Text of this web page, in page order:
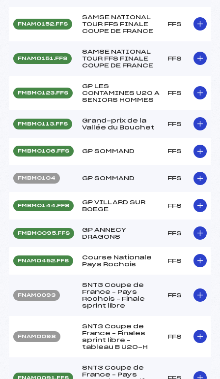
FNAM0152.FFS
SAMSE NATIONAL
TOUR FFS FINALE
COUPE DE FRANCE
FFS
FNAM0151.FFS
SAMSE NATIONAL
TOUR FFS FINALE
COUPE DE FRANCE
FFS
FMBM0123.FFS
GP LES
CONTAMINES U20 A
SENIORS HOMMES
FFS
FMBM0113.FFS
Grand-prix de la
Vallée du Bouchet
FFS
FMBM0106.FFS GP SOMMAND FFS
FMBM0104 GP SOMMAND FFS
FMBM0144.FFS
GP VILLARD SUR
BOEGE
FFS
FMBM0095.FFS
GP ANNECY
DRAGONS
FFS
FNAM0452.FFS
Course Nationale
Pays Rochois
FFS
FNAM0093
SNT3 Coupe de
France – Pays
Rochois – Finale
sprint libre
FFS
FNAM0098
SNT3 Coupe de
France – Finales
sprint libre –
tableau B U20-H
FFS
FNAM0091.FFS
SNT3 Coupe de
France – Pays
FFS